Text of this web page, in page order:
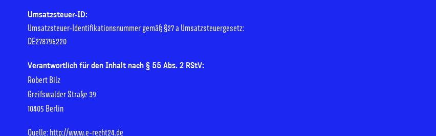
Umsatzsteuer-ID:
Umsatzsteuer-Identifikationsnummer gemäß §27 a Umsatzsteuergesetz:
DE278796220
Verantwortlich für den Inhalt nach § 55 Abs. 2 RStV:
Robert Bilz
Greifswalder Straße 39
10405 Berlin
Quelle: http://www.e-recht24.de